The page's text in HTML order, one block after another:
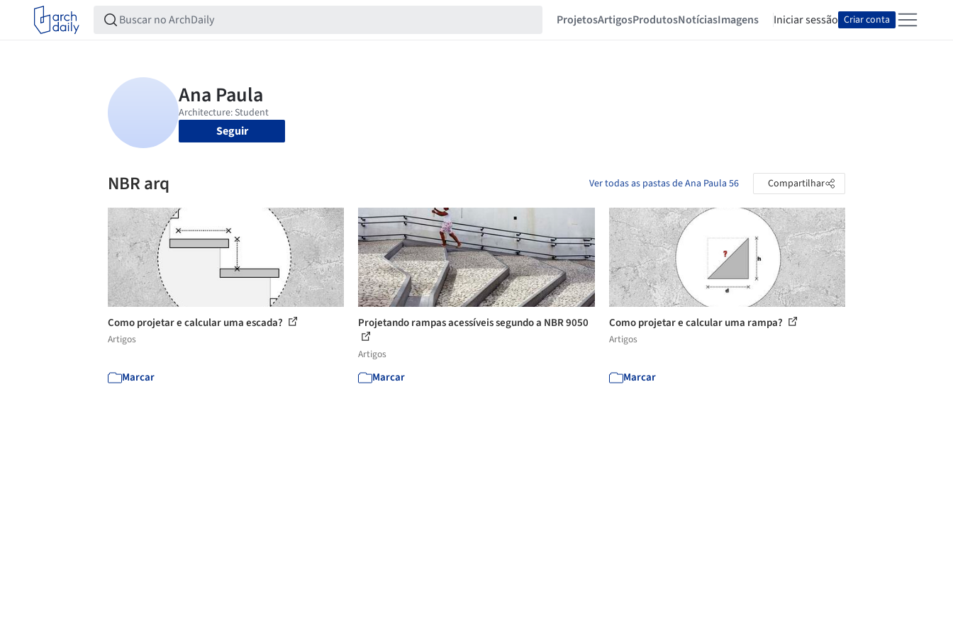
ProjetosArtigosProdutosNotíciasImagens Iniciar sessão Criar conta
Seguir
NBR arq Ver todas as pastas de Ana Paula 56 Compartilhar
Como projetar e calcular uma escada?
Artigos
Marcar
Projetando rampas acessíveis segundo a NBR 9050
Artigos
Marcar
Como projetar e calcular uma rampa?
Artigos
Marcar